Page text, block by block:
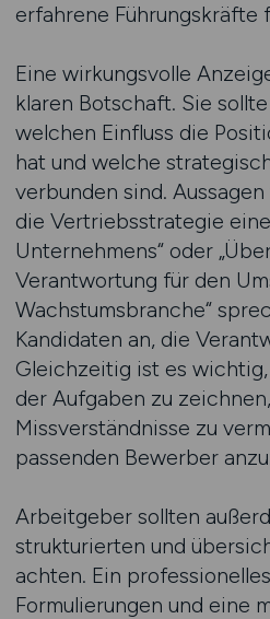
erfahrene Führungskräfte
Eine wirkungsvolle
klaren Botschaft. Sie
welchen Einfluss die
hat und welche
verbunden sind.
die Vertriebsstrategie
Unternehmens“ oder
Verantwortung für den
Wachstumsbranche“
Kandidaten an, die
Gleichzeitig ist es
der Aufgaben zu
Missverständnisse zu
passenden Bewerber
Arbeitgeber sollten
strukturierten und
achten. Ein
Formulierungen und eine